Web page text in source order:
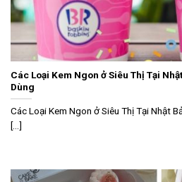
Các Loại Kem Ngon ở Siêu Thị Tại
Dùng
Các Loại Kem Ngon ở Siêu Thị Tại Nhật
[...]